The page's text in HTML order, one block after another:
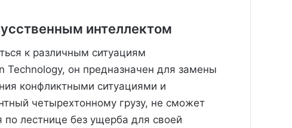
интеллектом
к различным ситуациям
Technology, он предназначен для замены
конфликтными ситуациями и
четырехтонному грузу, не сможет
лестнице без ущерба для своей